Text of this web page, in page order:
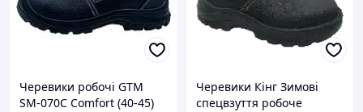
Черевики робочі GTM
SM-070C Comfort (40-45)
Черевики Кінг Зимові
спецвзуття робоче